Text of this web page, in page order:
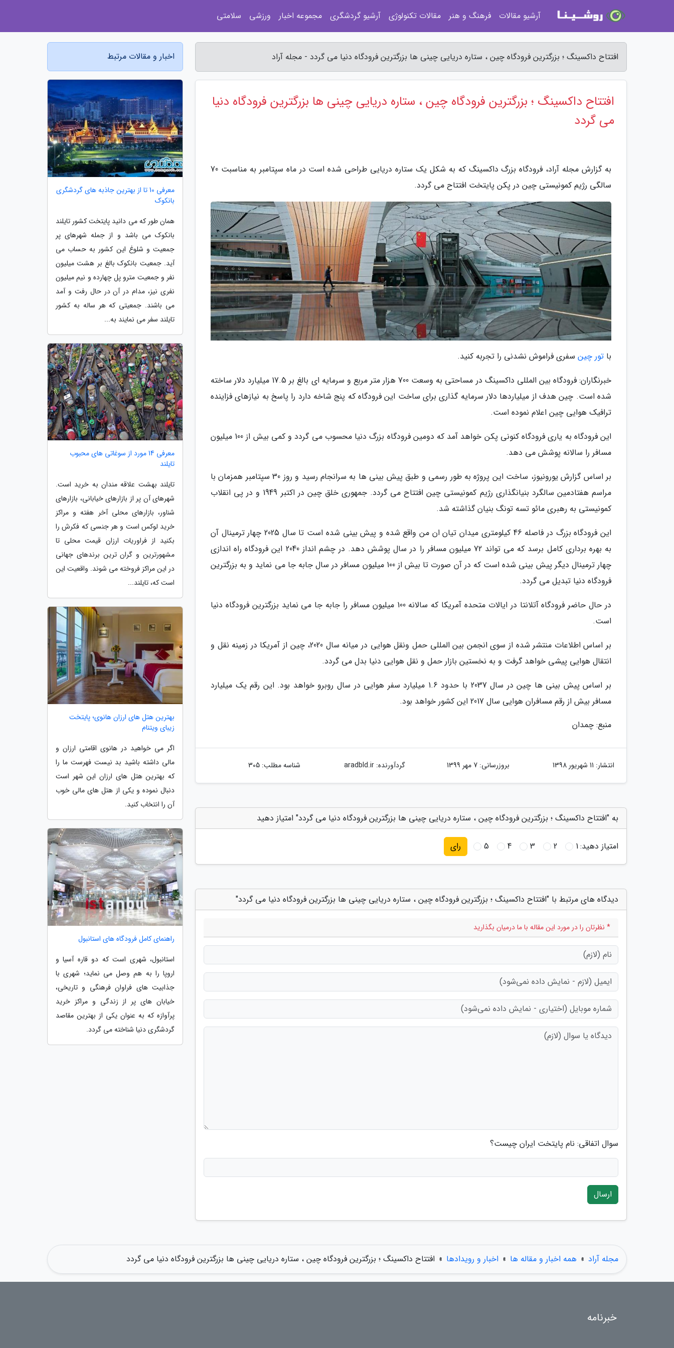
افتتاح داکسینگ ؛ بزرگترین فرودگاه چین ، ستاره دریایی چینی ها بزرگترین فرودگاه دنیا می گردد - مجله آراد
افتتاح داکسینگ ؛ بزرگترین فرودگاه چین ، ستاره دریایی چینی ها بزرگترین فرودگاه دنیا
می گردد
به گزارش مجله آراد، فرودگاه بزرگ داکسینگ که به شکل یک ستاره دریایی طراحی شده است در ماه سپتامبر به مناسبت 70
سالگی رژیم کمونیستی چین در پکن پایتخت افتتاح می گردد.
با تور چین سفری فراموش نشدنی را تجربه کنید.
خبرنگاران: فرودگاه بین المللی داکسینگ در مساحتی به وسعت 700 هزار متر مربع و سرمایه ای بالغ بر 17.5 میلیارد دلار ساخته
شده است. چین هدف از میلیاردها دلار سرمایه گذاری برای ساخت این فرودگاه که پنج شاخه دارد را پاسخ به نیازهای فزاینده
ترافیک هوایی چین اعلام نموده است.
این فرودگاه به یاری فرودگاه کنونی پکن خواهد آمد که دومین فرودگاه بزرگ دنیا محسوب می گردد و کمی بیش از 100 میلیون
مسافر را سالانه پوشش می دهد.
بر اساس گزارش یورونیوز، ساخت این پروژه به طور رسمی و طبق پیش بینی ها به سرانجام رسید و روز 30 سپتامبر همزمان با
مراسم هفتادمین سالگرد بنیانگذاری رژیم کمونیستی چین افتتاح می گردد. جمهوری خلق چین در اکتبر 1949 و در پی انقلاب
کمونیستی به رهبری مائو تسه تونگ بنیان گذاشته شد.
این فرودگاه بزرگ در فاصله 46 کیلومتری میدان تیان ان من واقع شده و پیش بینی شده است تا سال 2025 چهار ترمینال آن
به بهره برداری کامل برسد که می تواند 72 میلیون مسافر را در سال پوشش دهد. در چشم انداز 2040 این فرودگاه راه اندازی
چهار ترمینال دیگر پیش بینی شده است که در آن صورت تا بیش از 100 میلیون مسافر در سال جابه جا می نماید و به بزرگترین
فرودگاه دنیا تبدیل می گردد.
در حال حاضر فرودگاه آتلانتا در ایالات متحده آمریکا که سالانه 100 میلیون مسافر را جابه جا می نماید بزرگترین فرودگاه دنیا
است.
بر اساس اطلاعات منتشر شده از سوی انجمن بین المللی حمل ونقل هوایی در میانه سال 2020، چین از آمریکا در زمینه نقل و
انتقال هوایی پیشی خواهد گرفت و به نخستین بازار حمل و نقل هوایی دنیا بدل می گردد.
بر اساس پیش بینی ها چین در سال 2037 با حدود 1.6 میلیارد سفر هوایی در سال روبرو خواهد بود. این رقم یک میلیارد
مسافر بیش از رقم مسافران هوایی سال 2017 این کشور خواهد بود.
منبع: چمدان
انتشار: 11 شهریور 1398 بروزرسانی: 7 مهر 1399 گردآورنده:aradbld.ir شناسه مطلب: 305
به "افتتاح داکسینگ ؛ بزرگترین فرودگاه چین ، ستاره دریایی چینی ها بزرگترین فرودگاه دنیا می گردد" امتیاز دهید
امتیاز دهید:1
2
3
4
5 رای
دیدگاه های مرتبط با "افتتاح داکسینگ ؛ بزرگترین فرودگاه چین ، ستاره دریایی چینی ها بزرگترین فرودگاه دنیا می گردد"
* نظرتان را در مورد این مقاله با ما درمیان بگذارید
سوال اتفاقی: نام پایتخت ایران چیست؟
ارسال
اخبار و مقالات مرتبط
معرفی 10 تا از بهترین جاذبه های گردشگری
بانکوک
همان طور که می دانید پایتخت کشور تایلند
بانکوک می باشد و از جمله شهرهای پر
جمعیت و شلوغ این کشور به حساب می
آید. جمعیت بانکوک بالغ بر هشت میلیون
نفر و جمعیت مترو پل چهارده و نیم میلیون
نفری نیز، مدام در آن در حال رفت و آمد
می باشند. جمعیتی که هر ساله به کشور
تایلند سفر می نمایند به...
معرفی 14 مورد از سوغاتی های محبوب
تایلند
تایلند بهشت علاقه مندان به خرید است.
شهرهای آن پر از بازارهای خیابانی، بازارهای
شناور، بازارهای محلی آخر هفته و مراکز
خرید لوکس است و هر جنسی که فکرش را
بکنید از فراوریات ارزان قیمت محلی تا
مشهورترین و گران ترین برندهای جهانی
در این مراکز فروخته می شوند. واقعیت این
است که، تایلند...
بهترین هتل های ارزان هانوی؛ پایتخت
زیبای ویتنام
اگر می خواهید در هانوی اقامتی ارزان و
مالی داشته باشید بد نیست فهرست ما را
که بهترین هتل های ارزان این شهر است
دنبال نموده و یکی از هتل های مالی خوب
آن را انتخاب کنید.
راهنمای کامل فرودگاه های استانبول
استانبول، شهری است که دو قاره آسیا و
اروپا را به هم وصل می نماید؛ شهری با
جذابیت های فراوان فرهنگی و تاریخی،
خیابان های پر از زندگی و مراکز خرید
پرآوازه که به عنوان یکی از بهترین مقاصد
گردشگری دنیا شناخته می گردد.
مجله آراد » همه اخبار و مقاله ها » اخبار و رویدادها » افتتاح داکسینگ ؛ بزرگترین فرودگاه چین ، ستاره دریایی چینی ها بزرگترین فرودگاه دنیا می گردد
آرشیو مقالات فرهنگ و هنر مقالات تکنولوژی آرشیو گردشگری مجموعه اخبار ورزشی سلامتی
خبرنامه